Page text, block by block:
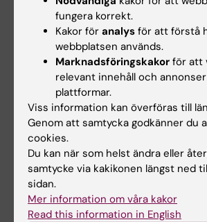
macrophages by antibody
cancer progression and
Anna-Maria Georgoudaki, Kajsa
Vanessa F. Boura, Eva
Jeanette Östling, Rony Dahan,
Mattias Rantalainen, Daniel
Sund, Suzanne Egyhazi Brage,
Charlotte Rolny, Fubin Li, Jeffrey
and Mikael C.I. Karlsson
Cell Reports, publicerad online
doi: 10.1016/j.celrep.2016.04.084
fungera korrekt.
Kakor för analys för att förstå
webbplatsen används.
Marknadsföringskakor för att
relevant innehåll och
plattformar.
Viss information kan överföras till
Genom att samtycka godkänner du
cookies.
Du kan när som helst ändra eller
samtycke via kakikonen längst ned
sidan.
Mer information om våra kakor
Read this information in English